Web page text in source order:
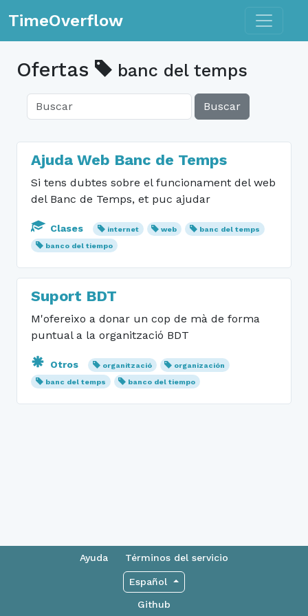
TimeOverflow Toggle
Ofertas banc del temps
Buscar
Ajuda Web Banc de Temps
Si tens dubtes sobre el funcionament del web
del Banc de Temps, et puc ajudar
Clases internet web
banc del temps
banco del tiempo
Suport BDT
M'ofereixo a donar un cop de mà de forma
puntual a la organització BDT
Otros organització
organización
banc del temps
banco del tiempo
Ayuda Términos del servicio
Español
Github